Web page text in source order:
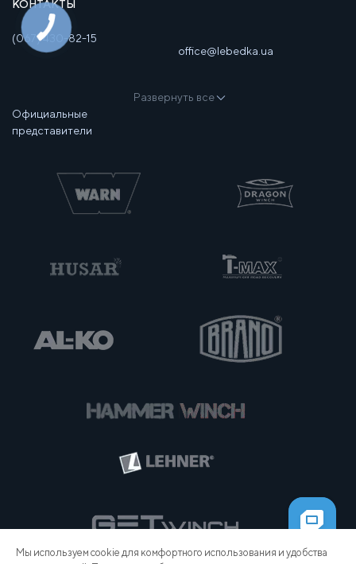
Мы используем cookie для комфортного использования и удобства
КОНТАКТЫ
(067) 430-82-15
office@lebedka.ua
Развернуть все
Официальные
представители